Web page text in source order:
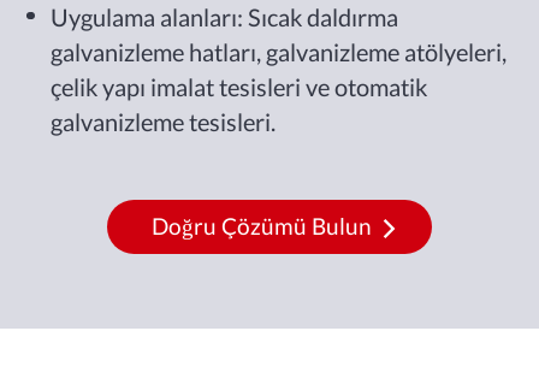
Uygulama alanları: Sıcak daldırma
galvanizleme hatları, galvanizleme atölyeleri,
çelik yapı imalat tesisleri ve otomatik
galvanizleme tesisleri.
Doğru Çözümü Bulun